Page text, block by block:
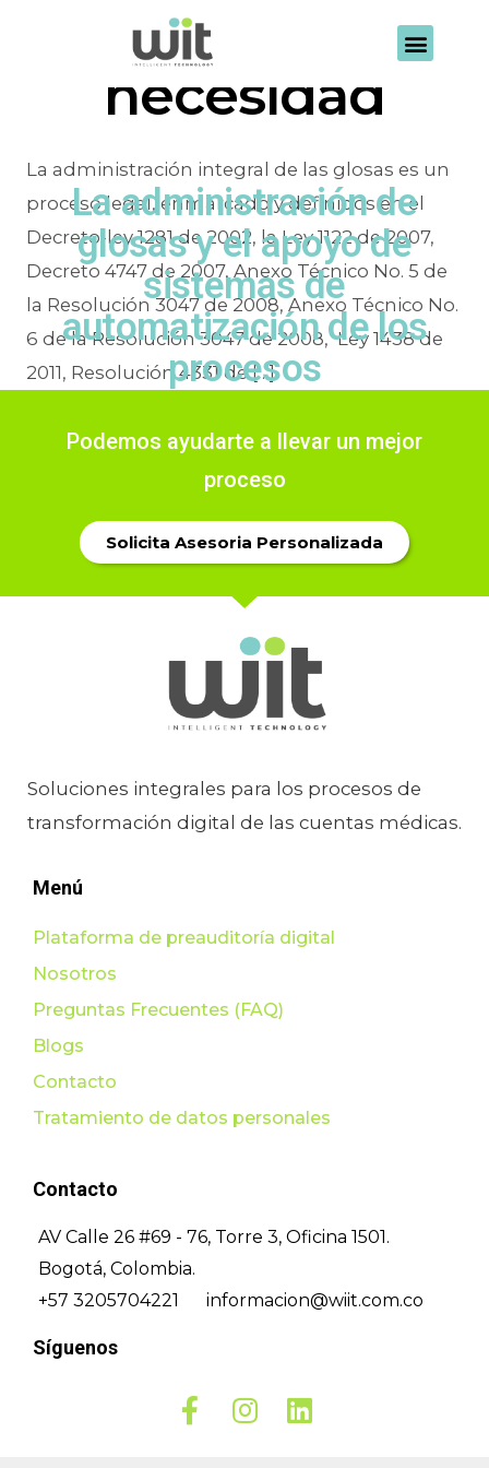
Etiqueta:
necesidad
La administración de
glosas y el apoyo de
sistemas de
automatización de los
procesos
Poradmin
27/10/2021
Administración de glosas
La administración integral de las glosas es un
proceso legal, enmarcado y definidos en el
Decreto-ley 1281 de 2002, la Ley 1122 de 2007,
Decreto 4747 de 2007, Anexo Técnico No. 5 de
la Resolución 3047 de 2008, Anexo Técnico No.
6 de la Resolución 3047 de 2008, Ley 1438 de
2011, Resolución 4331 de […]
Podemos ayudarte a llevar un mejor
proceso
Solicita Asesoria Personalizada
Soluciones integrales para los procesos de
transformación digital de las cuentas médicas.
Menú
Plataforma de preauditoría digital
Nosotros
Preguntas Frecuentes (FAQ)
Blogs
Contacto
Tratamiento de datos personales
Contacto
AV Calle 26 #69 - 76, Torre 3, Oficina 1501.
Bogotá, Colombia.
+57 3205704221
informacion@wiit.com.co
Síguenos